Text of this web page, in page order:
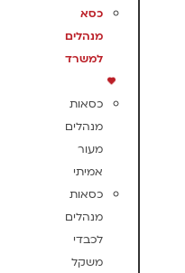
כסא
מנהלים
למשרד
כסאות
מנהלים
מעור
אמיתי
כסאות
מנהלים
לכבדי
משקל